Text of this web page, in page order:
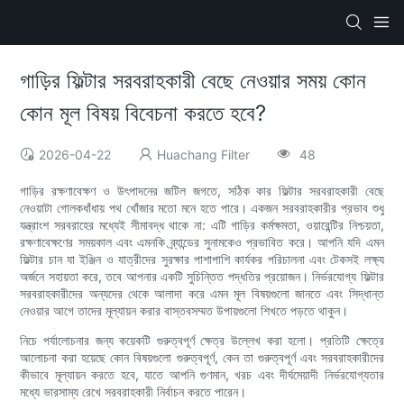
গাড়ির ফিল্টার সরবরাহকারী বেছে নেওয়ার সময় কোন
কোন মূল বিষয় বিবেচনা করতে হবে?
2026-04-22 Huachang Filter 48
গাড়ির রক্ষণাবেক্ষণ ও উৎপাদনের জটিল জগতে, সঠিক কার ফিল্টার সরবরাহকারী বেছে
নেওয়াটা গোলকধাঁধায় পথ খোঁজার মতো মনে হতে পারে। একজন সরবরাহকারীর প্রভাব শুধু
যন্ত্রাংশ সরবরাহের মধ্যেই সীমাবদ্ধ থাকে না: এটি গাড়ির কর্মক্ষমতা, ওয়ারেন্টির নিশ্চয়তা,
রক্ষণাবেক্ষণের সময়কাল এবং এমনকি ব্র্যান্ডের সুনামকেও প্রভাবিত করে। আপনি যদি এমন
ফিল্টার চান যা ইঞ্জিন ও যাত্রীদের সুরক্ষার পাশাপাশি কার্যকর পরিচালনা এবং টেকসই লক্ষ্য
অর্জনে সহায়তা করে, তবে আপনার একটি সুচিন্তিত পদ্ধতির প্রয়োজন। নির্ভরযোগ্য ফিল্টার
সরবরাহকারীদের অন্যদের থেকে আলাদা করে এমন মূল বিষয়গুলো জানতে এবং সিদ্ধান্ত
নেওয়ার আগে তাদের মূল্যায়ন করার বাস্তবসম্মত উপায়গুলো শিখতে পড়তে থাকুন।
নিচে পর্যালোচনার জন্য কয়েকটি গুরুত্বপূর্ণ ক্ষেত্র উল্লেখ করা হলো। প্রতিটি ক্ষেত্রে
আলোচনা করা হয়েছে কোন বিষয়গুলো গুরুত্বপূর্ণ, কেন তা গুরুত্বপূর্ণ এবং সরবরাহকারীদের
কীভাবে মূল্যায়ন করতে হবে, যাতে আপনি গুণমান, খরচ এবং দীর্ঘমেয়াদী নির্ভরযোগ্যতার
মধ্যে ভারসাম্য রেখে সরবরাহকারী নির্বাচন করতে পারেন।